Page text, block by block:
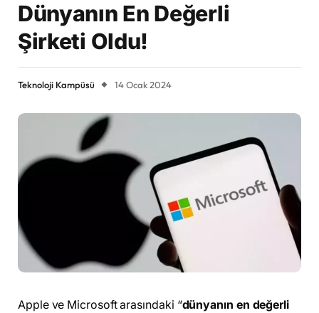
Dünyanın En Değerli
Şirketi Oldu!
Teknoloji Kampüsü 14 Ocak 2024
Apple ve Microsoft arasındaki “dünyanın en değerli